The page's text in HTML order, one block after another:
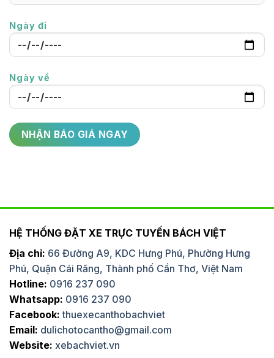
Ngày đi
Ngày về
HỆ THỐNG ĐẶT XE TRỰC TUYẾN BÁCH VIỆT
Địa chỉ: 66 Đường A9, KDC Hưng Phú, Phường Hưng
Phú, Quận Cái Răng, Thành phố Cần Thơ, Việt Nam
Hotline: 0916 237 090
Whatsapp: 0916 237 090
Facebook: thuexecanthobachviet
Email: dulichotocantho@gmail.com
Website: xebachviet.vn